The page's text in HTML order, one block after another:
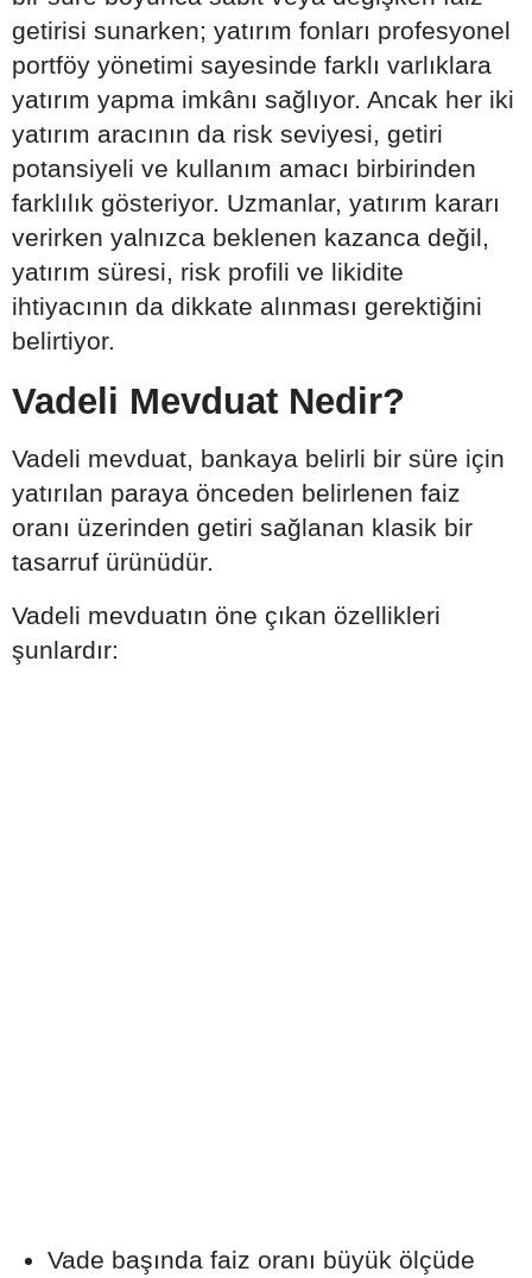
getirisi sunarken; yatırım fonları profesyonel
portföy yönetimi sayesinde farklı varlıklara
yatırım yapma imkânı sağlıyor. Ancak her iki
yatırım aracının da risk seviyesi, getiri
potansiyeli ve kullanım amacı birbirinden
farklılık gösteriyor. Uzmanlar, yatırım kararı
verirken yalnızca beklenen kazanca değil,
yatırım süresi, risk profili ve likidite
ihtiyacının da dikkate alınması gerektiğini
belirtiyor.
Vadeli Mevduat Nedir?
Vadeli mevduat, bankaya belirli bir süre için
yatırılan paraya önceden belirlenen faiz
oranı üzerinden getiri sağlanan klasik bir
tasarruf ürünüdür.
Vadeli mevduatın öne çıkan özellikleri
şunlardır:
Vade başında faiz oranı büyük ölçüde